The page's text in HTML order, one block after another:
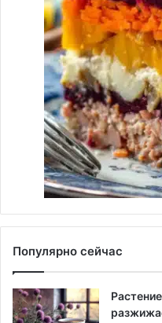
Популярно сейчас